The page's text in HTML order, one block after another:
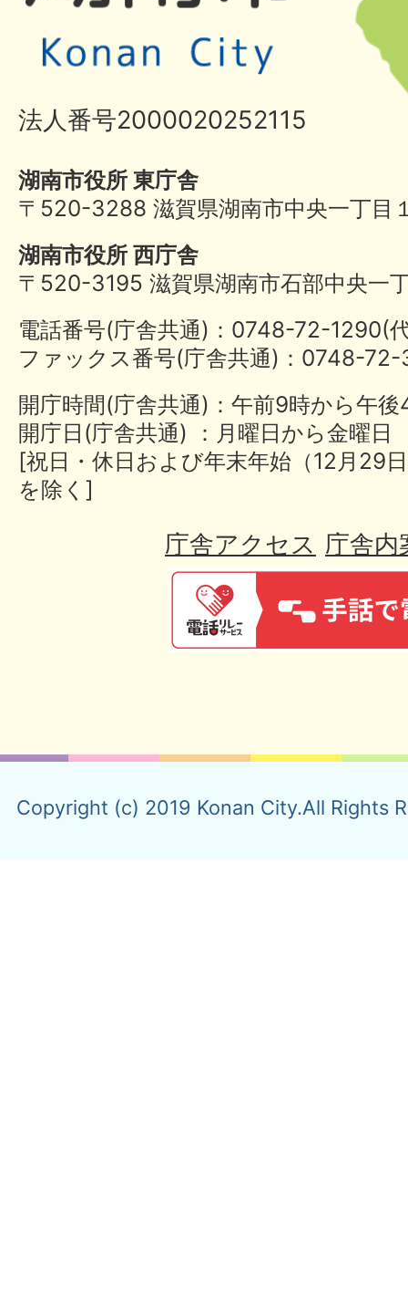
法人番号2000020252115
湖南市役所 東庁舎
〒520-3288 滋賀県湖南市中央一丁目
湖南市役所 西庁舎
〒520-3195 滋賀県湖南市石部中央一
電話番号(庁舎共通)：0748-72-
ファックス番号(庁舎共通)：0748-
開庁時間(庁舎共通)：午前9時から午
開庁日(庁舎共通) ：月曜日から金曜日
[祝日・休日および年末年始（12月29
を除く]
庁舎アクセス 庁舎内
Copyright (c) 2019 Konan City.All Rights